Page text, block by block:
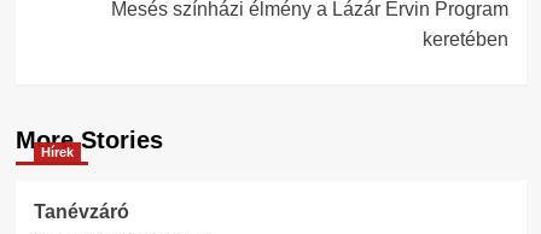
Mesés színházi élmény a Lázár Ervin Program
keretében
More Stories
Hírek
Tanévzáró